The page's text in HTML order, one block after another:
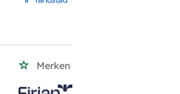
Merken